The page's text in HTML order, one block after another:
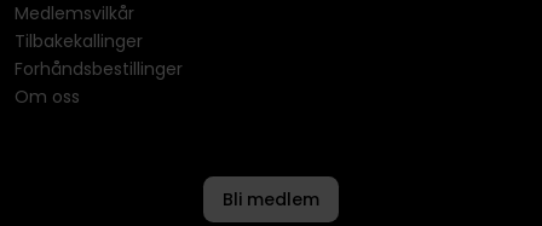
Medlemsvilkår
Tilbakekallinger
Forhåndsbestillinger
Om oss
Bli medlem